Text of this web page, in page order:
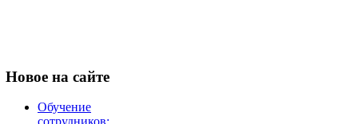
Новое на сайте
Обучение